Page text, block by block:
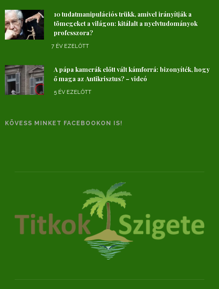
10 tudatmanipulációs trükk, amivel irányítják a
tömegeket a világon: kitálalt a nyelvtudományok
professzora?
7 ÉV EZELŐTT
A pápa kamerák előtt vált kámforrá: bizonyíték, hogy
ő maga az Antikrisztus? – videó
5 ÉV EZELŐTT
KÖVESS MINKET FACEBOOKON IS!